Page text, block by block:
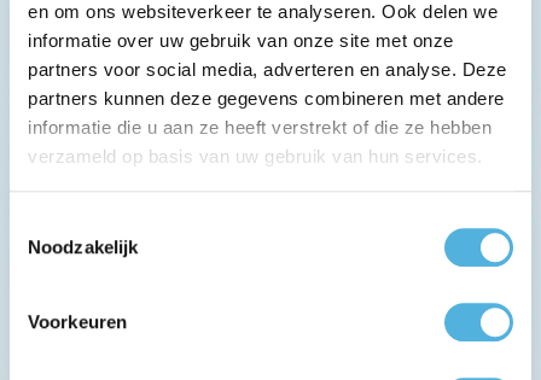
en om ons websiteverkeer te analyseren. Ook delen we
informatie over uw gebruik van onze site met onze
partners voor social media, adverteren en analyse. Deze
partners kunnen deze gegevens combineren met andere
informatie die u aan ze heeft verstrekt of die ze hebben
verzameld op basis van uw gebruik van hun services.
Noodzakelijk
Voorkeuren
Over
MVO